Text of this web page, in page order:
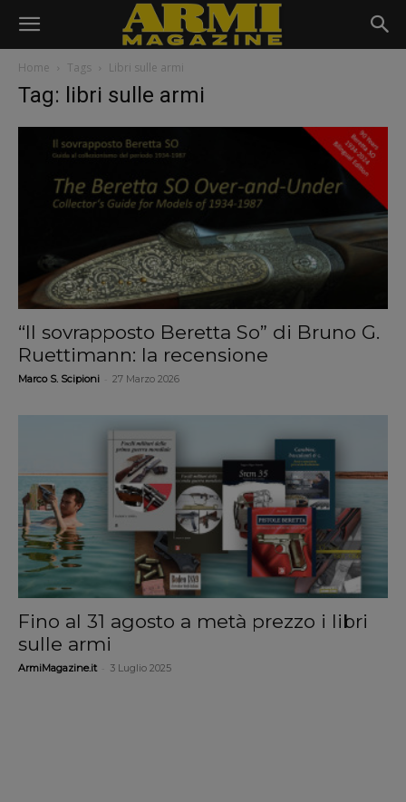
Home Tags Libri sulle armi
Tag: libri sulle armi
“Il sovrapposto Beretta So” di Bruno G.
Ruettimann: la recensione
Marco S. Scipioni 27 Marzo 2026
Fino al 31 agosto a metà prezzo i libri
sulle armi
ArmiMagazine.it 3 Luglio 2025